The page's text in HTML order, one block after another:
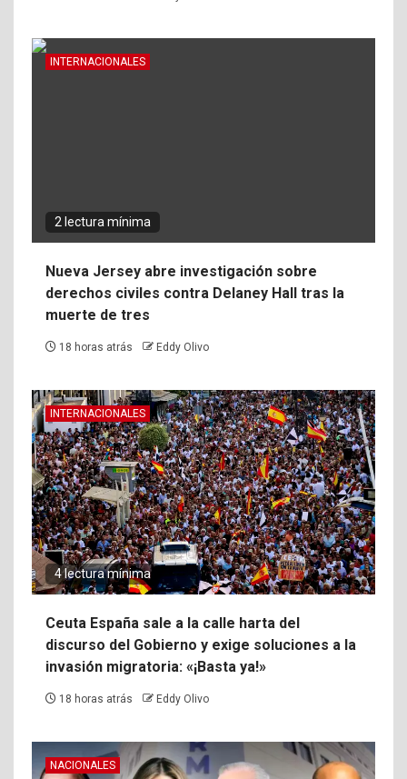
INTERNACIONALES
2 lectura mínima
Nueva Jersey abre investigación sobre
derechos civiles contra Delaney Hall tras la
muerte de tres
18 horas atrás Eddy Olivo
INTERNACIONALES
4 lectura mínima
Ceuta España sale a la calle harta del
discurso del Gobierno y exige soluciones a la
invasión migratoria: «¡Basta ya!»
18 horas atrás Eddy Olivo
NACIONALES